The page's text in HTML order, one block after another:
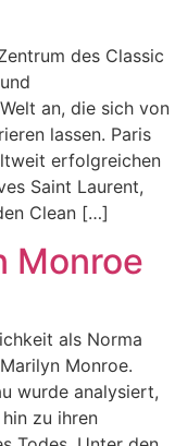
des Classic
an, die sich von
lassen. Paris
erfolgreichen
Saint Laurent,
Clean […]
Monroe
als Norma
Monroe.
wurde analysiert,
zu ihren